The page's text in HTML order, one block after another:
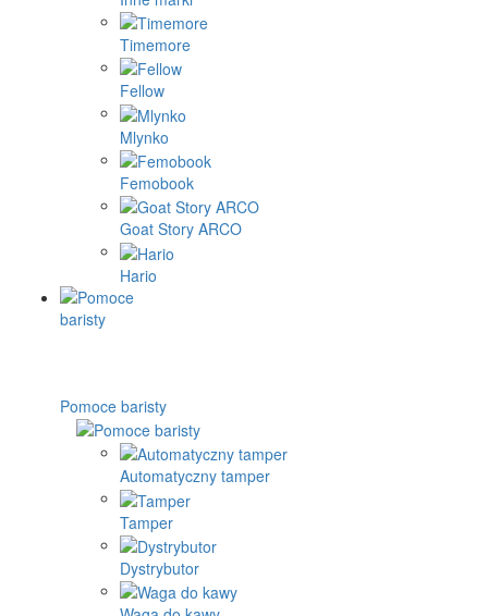
Timemore
Fellow
Mlynko
Femobook
Goat Story ARCO
Hario
Pomoce baristy
Automatyczny tamper
Tamper
Dystrybutor